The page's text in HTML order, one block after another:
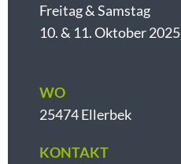
Freitag & Samstag
10. & 11. Oktober 2025
WO
25474 Ellerbek
KONTAKT